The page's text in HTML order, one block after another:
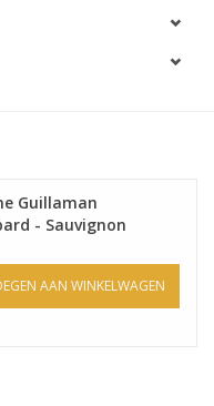
Guillaman
- Sauvignon
AAN WINKELWAGEN